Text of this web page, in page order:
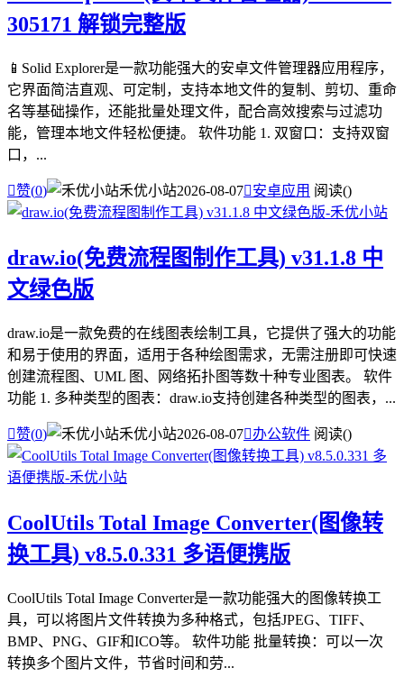
305171 解锁完整版
📱Solid Explorer是一款功能强大的安卓文件管理器应用程序，
它界面简洁直观、可定制，支持本地文件的复制、剪切、重命
名等基础操作，还能批量处理文件，配合高效搜索与过滤功
能，管理本地文件轻松便捷。 软件功能 1. 双窗口：支持双窗
口，...
赞(0) 禾优小站2026-08-07安卓应用 阅读()
draw.io(免费流程图制作工具) v31.1.8 中
文绿色版
draw.io是一款免费的在线图表绘制工具，它提供了强大的功能
和易于使用的界面，适用于各种绘图需求，无需注册即可快速
创建流程图、UML 图、网络拓扑图等数十种专业图表。 软件
功能 1. 多种类型的图表：draw.io支持创建各种类型的图表，...
赞(0) 禾优小站2026-08-07办公软件 阅读()
CoolUtils Total Image Converter(图像转
换工具) v8.5.0.331 多语便携版
CoolUtils Total Image Converter是一款功能强大的图像转换工
具，可以将图片文件转换为多种格式，包括JPEG、TIFF、
BMP、PNG、GIF和ICO等。 软件功能 批量转换：可以一次
转换多个图片文件，节省时间和劳...